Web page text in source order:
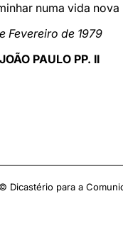
numa vida nova
Fevereiro de 1979
JOÃO PAULO PP. II
Dicastério para a